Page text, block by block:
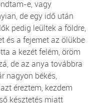
e, vagy
de egy idő után
pedig leültek a földre,
és a fejemet az ölükbe
a kezét felém, öröm
de az anya továbbra
nagyon békés,
éreztem, kezdem
késztetés miatt